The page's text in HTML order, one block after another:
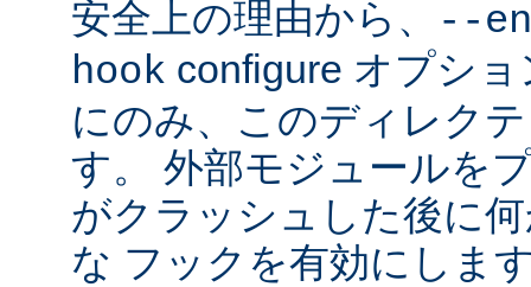
安全上の理由から、
--
hook configure オプシ
にのみ、このディレク
す。 外部モジュールを
がクラッシュした後に
な フックを有効にしま